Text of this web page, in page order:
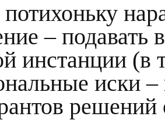
– подавать
инстанции (в
иски
решений